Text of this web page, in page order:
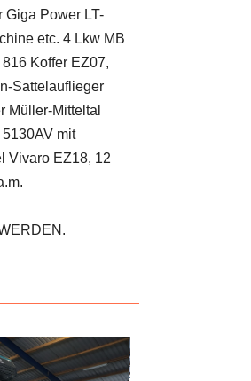
Giga Power LT-
etc. 4 Lkw MB
Koffer EZ07,
Sattelauflieger
Müller-Mitteltal
mit
Vivaro EZ18, 12